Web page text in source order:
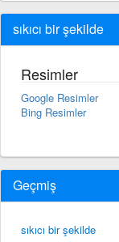
sıkıcı bir şekilde
Resimler
Google Resimler
Bing Resimler
Geçmiş
sıkıcı bir şekilde